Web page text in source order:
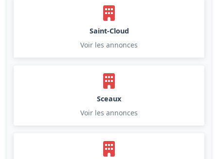
Saint-Cloud
Voir les annonces
Sceaux
Voir les annonces